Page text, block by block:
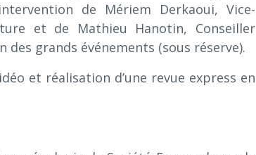
de Mériem Derkaoui, Vice-
et de Mathieu Hanotin, Conseiller
grands événements (sous réserve).
et réalisation d’une revue express en